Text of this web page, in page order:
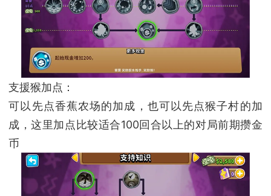
支援猴加点：
可以先点香蕉农场的加成，也可以先点猴子村的加
成，这里加点比较适合100回合以上的对局前期攒金
币